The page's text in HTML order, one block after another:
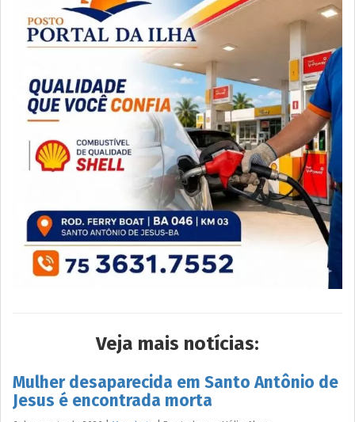
Veja mais notícias:
Mulher desaparecida em Santo Antônio de
Jesus é encontrada morta